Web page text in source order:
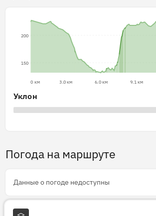
150
200
0 км 3.0 км 6.0 км 9.1 км
Уклон
Погода на маршруте
Данные о погоде недоступны